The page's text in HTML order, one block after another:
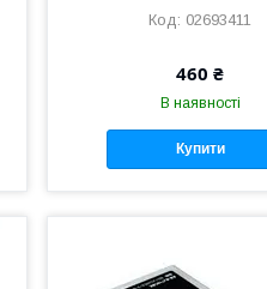
02693411
460 ₴
В наявності
Купити